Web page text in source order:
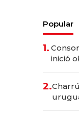
Popular
1.
inició
2.